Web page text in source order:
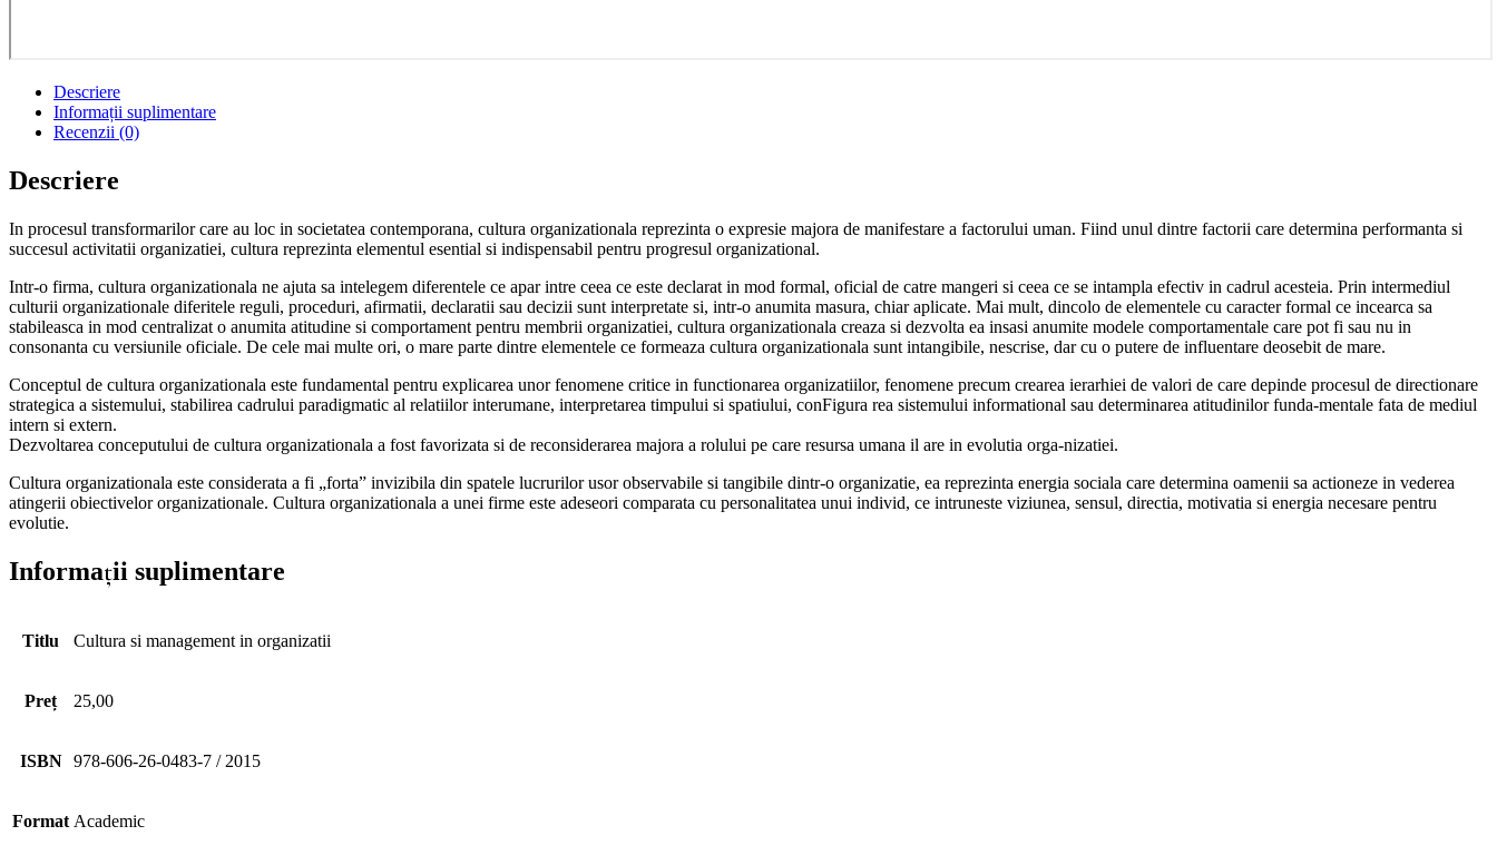
Descriere
Informații suplimentare
Recenzii (0)
Descriere
In procesul transformarilor care au loc in societatea contemporana, cultura organizationala reprezinta o expresie majora de manifestare a factorului uman. Fiind unul dintre factorii care determina performanta si
succesul activitatii organizatiei, cultura reprezinta elementul esential si indispensabil pentru progresul organizational.
Intr-o firma, cultura organizationala ne ajuta sa intelegem diferentele ce apar intre ceea ce este declarat in mod formal, oficial de catre mangeri si ceea ce se intampla efectiv in cadrul acesteia. Prin intermediul
culturii organizationale diferitele reguli, proceduri, afirmatii, declaratii sau decizii sunt interpretate si, intr-o anumita masura, chiar aplicate. Mai mult, dincolo de elementele cu caracter formal ce incearca sa
stabileasca in mod centralizat o anumita atitudine si comportament pentru membrii organizatiei, cultura organizationala creaza si dezvolta ea insasi anumite modele comportamentale care pot fi sau nu in
consonanta cu versiunile oficiale. De cele mai multe ori, o mare parte dintre elementele ce formeaza cultura organizationala sunt intangibile, nescrise, dar cu o putere de influentare deosebit de mare.
Conceptul de cultura organizationala este fundamental pentru explicarea unor fenomene critice in functionarea organizatiilor, fenomene precum crearea ierarhiei de valori de care depinde procesul de directionare
strategica a sistemului, stabilirea cadrului paradigmatic al relatiilor interumane, interpretarea timpului si spatiului, conFigura rea sistemului informational sau determinarea atitudinilor funda-mentale fata de mediul
intern si extern.
Dezvoltarea conceputului de cultura organizationala a fost favorizata si de reconsiderarea majora a rolului pe care resursa umana il are in evolutia orga-nizatiei.
Cultura organizationala este considerata a fi „forta” invizibila din spatele lucrurilor usor observabile si tangibile dintr-o organizatie, ea reprezinta energia sociala care determina oamenii sa actioneze in vederea
atingerii obiectivelor organizationale. Cultura organizationala a unei firme este adeseori comparata cu personalitatea unui individ, ce intruneste viziunea, sensul, directia, motivatia si energia necesare pentru
evolutie.
Informații suplimentare
Titlu Cultura si management in organizatii
Preț 25,00
ISBN 978-606-26-0483-7 / 2015
Format Academic